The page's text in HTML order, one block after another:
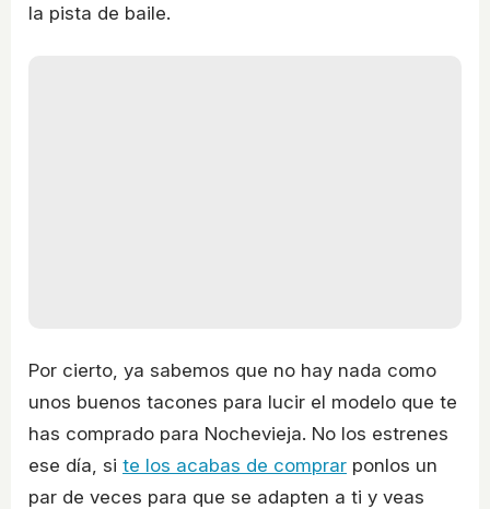
la pista de baile.
Por cierto, ya sabemos que no hay nada como
unos buenos tacones para lucir el modelo que te
has comprado para Nochevieja. No los estrenes
ese día, si te los acabas de comprar ponlos un
par de veces para que se adapten a ti y veas